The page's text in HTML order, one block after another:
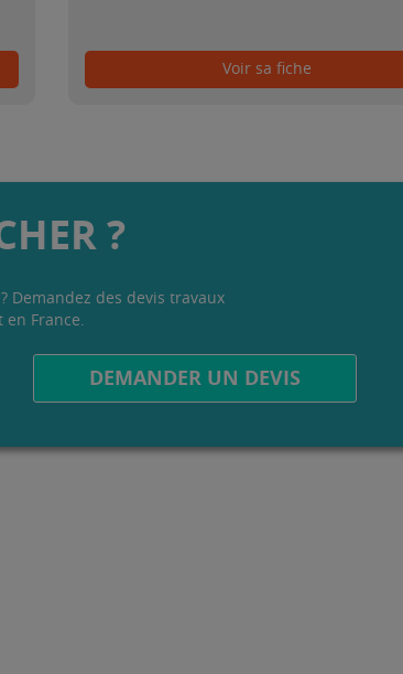
Voir sa fiche
?
Demandez des devis travaux
France.
DEMANDER UN DEVIS